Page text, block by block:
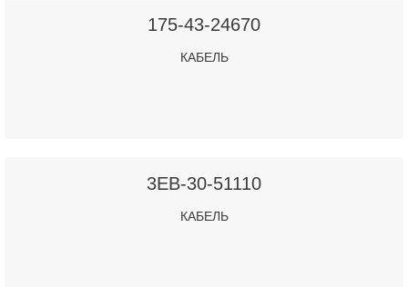
175-43-24670
КАБЕЛЬ
3EB-30-51110
КАБЕЛЬ